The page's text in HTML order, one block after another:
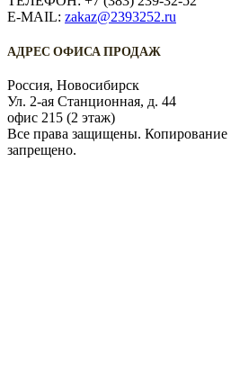
E-MAIL: zakaz@2393252.ru
АДРЕС ОФИСА ПРОДАЖ
Россия, Новосибирск
Ул. 2-ая Станционная, д. 44
офис 215 (2 этаж)
Все права защищены. Копирование
запрещено.